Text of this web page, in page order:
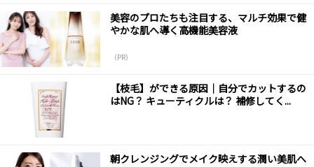
美容のプロたちも注目する、マルチ効果で健
やかな肌へ導く高機能美容液
（PR）
【枝毛】ができる原因│自分でカットするの
はNG？ キューティクルは？ 補修してく...
朝クレンジングでメイク映えする潤い美肌へ